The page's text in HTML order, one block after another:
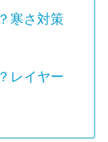
寒さ対策
レイヤー